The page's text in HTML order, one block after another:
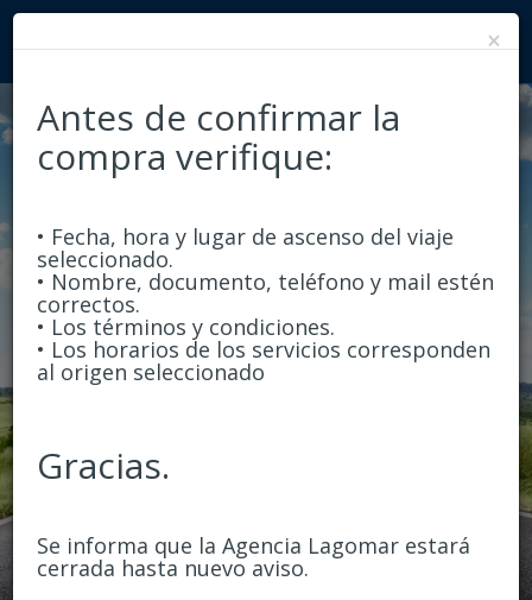
Origen
Destino
Pasajeros
1
2 3 3+
×
Antes de confirmar la
compra verifique:
• Fecha, hora y lugar de ascenso del viaje
seleccionado.
• Nombre, documento, teléfono y mail estén
correctos.
• Los términos y condiciones.
• Los horarios de los servicios corresponden
al origen seleccionado
Gracias.
Se informa que la Agencia Lagomar estará
cerrada hasta nuevo aviso.